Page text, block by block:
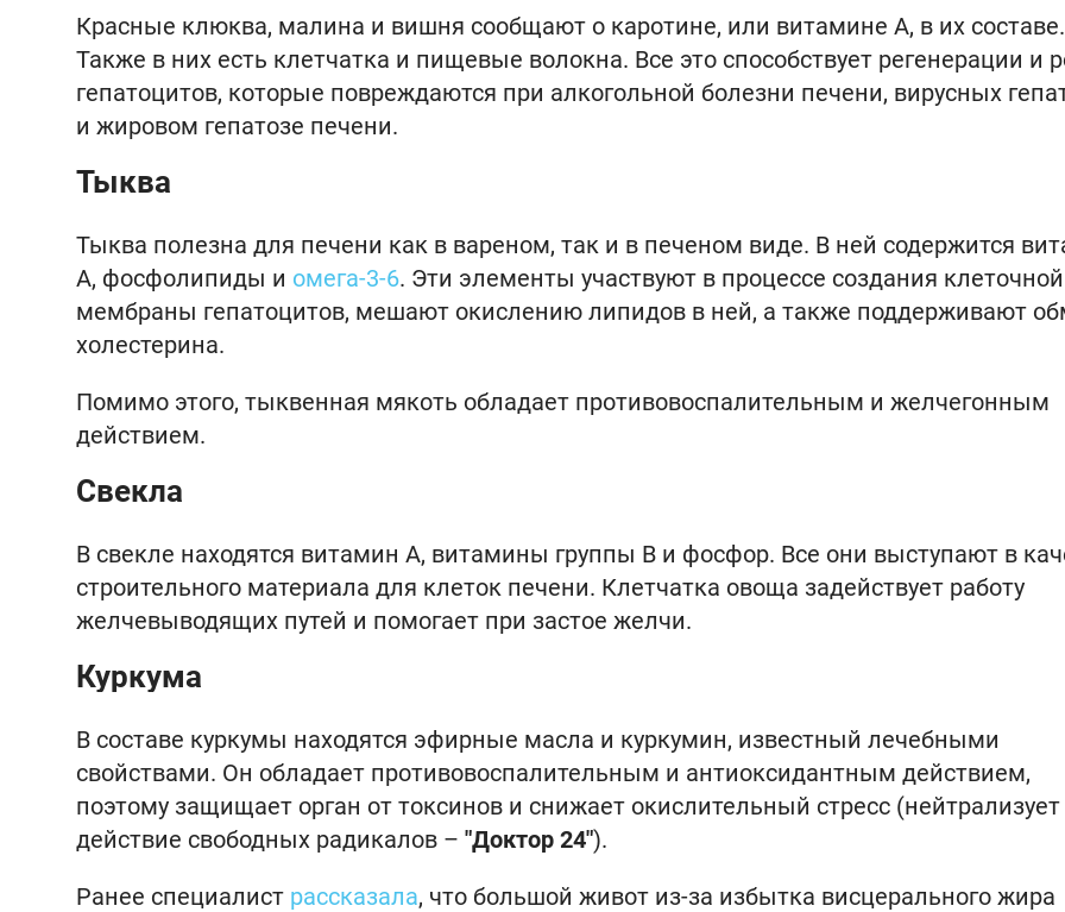
Красные клюква, малина и вишня сообщают о каротине, или витамине А, в их составе.
Также в них есть клетчатка и пищевые волокна. Все это способствует регенерации и
гепатоцитов, которые повреждаются при алкогольной болезни печени, вирусных
и жировом гепатозе печени.
Тыква
Тыква полезна для печени как в вареном, так и в печеном виде. В ней содержится
А, фосфолипиды и омега-3-6. Эти элементы участвуют в процессе создания клеточной
мембраны гепатоцитов, мешают окислению липидов в ней, а также поддерживают
холестерина.
Помимо этого, тыквенная мякоть обладает противовоспалительным и желчегонным
действием.
Свекла
В свекле находятся витамин А, витамины группы В и фосфор. Все они выступают в
строительного материала для клеток печени. Клетчатка овоща задействует работу
желчевыводящих путей и помогает при застое желчи.
Куркума
В составе куркумы находятся эфирные масла и куркумин, известный лечебными
свойствами. Он обладает противовоспалительным и антиоксидантным действием,
поэтому защищает орган от токсинов и снижает окислительный стресс (нейтрализует
действие свободных радикалов – "Доктор 24").
Ранее специалист рассказала, что большой живот из-за избытка висцерального жира